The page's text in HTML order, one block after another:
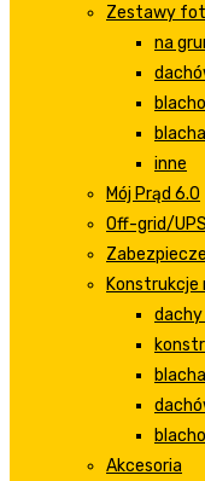
Zestawy
na
inne
Mój Prąd 6.0
Off-grid/
dachy
Akcesoria